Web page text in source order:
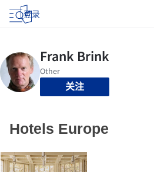
登录
关注
Hotels Europe